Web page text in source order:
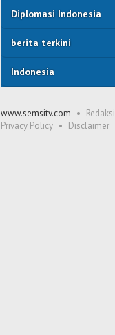
Diplomasi Indonesia
berita terkini
Indonesia
www.semsitv.com Redaksi
Privacy Policy
Disclaimer